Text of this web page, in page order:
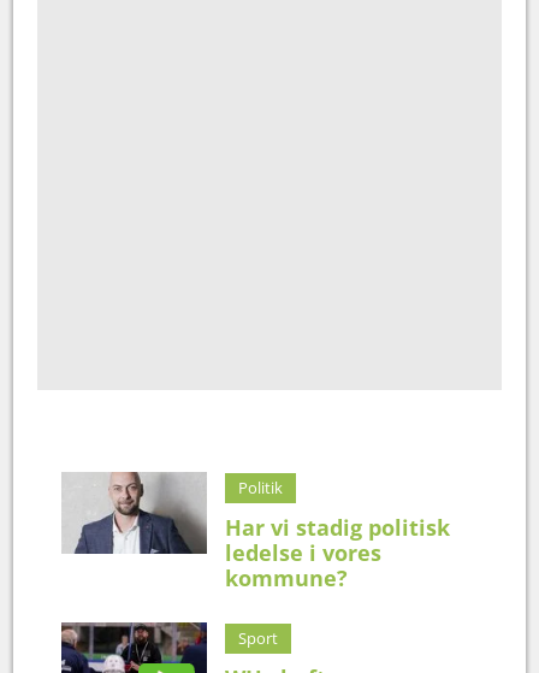
Politik
Har vi stadig politisk
ledelse i vores
kommune?
Sport